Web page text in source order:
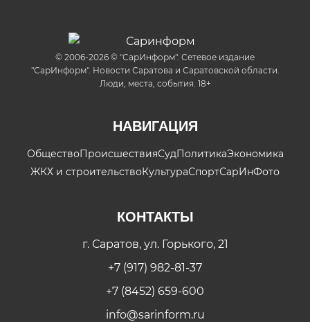
© 2006-2026 © "СарИнформ". Сетевое издание
"СарИнформ". Новости Саратова и Саратовской области.
Люди, места, события. 18+
НАВИГАЦИЯ
ОбществоПроисшествияСудПолитикаЭкономика
ЖКХ и строительствоКультураСпортСарИнФото
КОНТАКТЫ
г. Саратов, ул. Горького, 21
+7 (917) 982-81-37
+7 (8452) 659-600
info@sarinform.ru